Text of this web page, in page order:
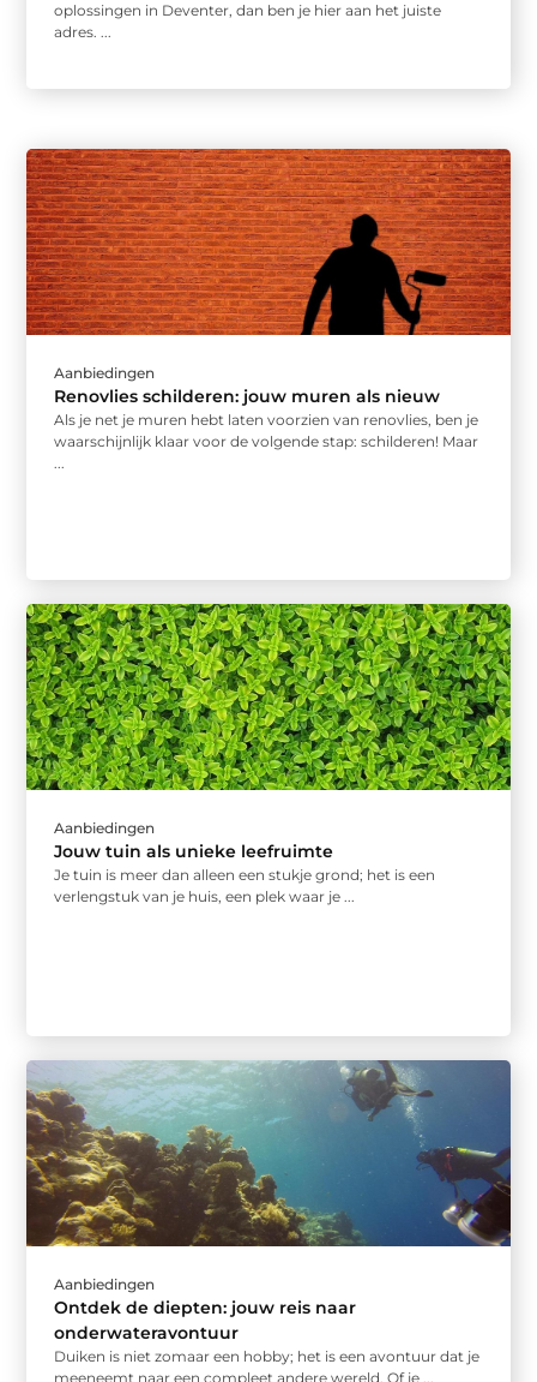
oplossingen in Deventer, dan ben je hier aan het juiste
adres. ...
Aanbiedingen
Renovlies schilderen: jouw muren als nieuw
Als je net je muren hebt laten voorzien van renovlies, ben je
waarschijnlijk klaar voor de volgende stap: schilderen! Maar
Aanbiedingen
Jouw tuin als unieke leefruimte
Je tuin is meer dan alleen een stukje grond; het is een
verlengstuk van je huis, een plek waar je ...
Aanbiedingen
Ontdek de diepten: jouw reis naar
onderwateravontuur
Duiken is niet zomaar een hobby; het is een avontuur dat je
meeneemt naar een compleet andere wereld. Of je ...